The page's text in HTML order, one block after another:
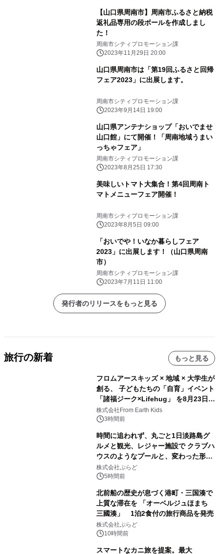
【山口県周南市】周南市ふるさと納税
返礼品専用の段ボールを作成しまし
た！
周南市シティプロモーション課
2023年11月29日 20:00
山口県周南市は「第19回ふるさと回帰
フェア2023」に出展します。
周南市シティプロモーション課
2023年9月14日 19:00
山口県アンテナショップ「おいでませ
山口館」にて開催！「周南地域うまい
っちゃフェア」
周南市シティプロモーション課
2023年8月25日 17:30
美味しいトマト大集合！第4回周南ト
マトメニューフェア開催！
周南市シティプロモーション課
2023年8月5日 09:00
「おいでや！いなか暮らしフェア
2023」に出展します！（山口県周南
市）
周南市シティプロモーション課
2023年7月11日 11:00
発行者のリリースをもっと見る
旅行の新着 もっと見る
フロムアースキッズ × 地域 × 大学生が
創る、 子どもたちの「自育」イベント
「諸福ジーク×Lifehug」 を8月23日
(日)開催
株式会社From Earth Kids
3時間前
時間に追われず、丸ごと1日淡路島グ
ルメと観光、レジャー施設で クラブハ
ウスのようなプールと、変わった形の
サウナも 「THE BOXY AWAJI」のお
得な素泊まり連泊プランで
株式会社ぷらど
5時間前
北前船の歴史が息づく港町・三国湊で
上質な滞在を 「オーベルジュほまち
三國湊」 1泊2食付の旅行商品を発売
株式会社ぷらど
10時間前
スマートなカニ旅を提案。最大